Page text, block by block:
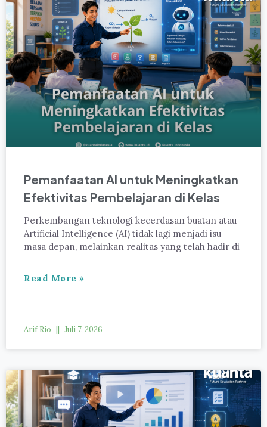
Pemanfaatan AI untuk Meningkatkan
Efektivitas Pembelajaran di Kelas
Perkembangan teknologi kecerdasan buatan atau
Artificial Intelligence (AI) tidak lagi menjadi isu
masa depan, melainkan realitas yang telah hadir di
Read More »
Arif Rio Juli 7, 2026